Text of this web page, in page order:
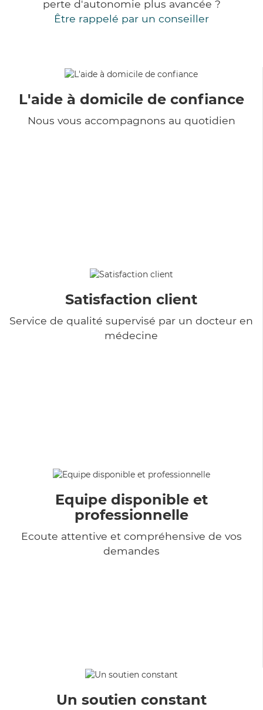
perte d'autonomie plus avancée ?
Être rappelé par un conseiller
L'aide à domicile de confiance
Nous vous accompagnons au quotidien
Satisfaction client
Service de qualité supervisé par un docteur en
médecine
Equipe disponible et
professionnelle
Ecoute attentive et compréhensive de vos
demandes
Un soutien constant